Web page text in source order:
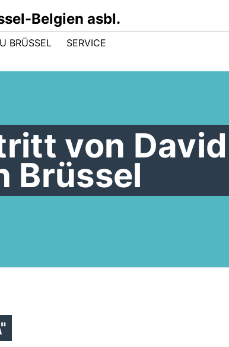
Belgien asbl.
BRÜSSEL SERVICE
von David
Brüssel